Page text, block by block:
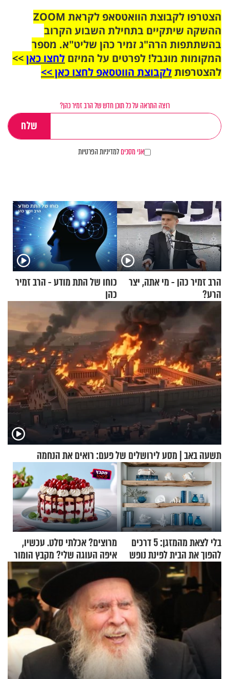
הצטרפו לקבוצת הוואטסאפ לקראת ZOOM
ההשקה שיתקיים בתחילת השבוע הקרוב
בהשתתפות הרה"ג זמיר כהן שליט"א. מספר
המקומות מוגבל! לפרטים על המיזם לחצו כאן>>
להצטרפותלקבוצת הווטסאפ לחצו כאן >>
רוצה התראה על כל תוכן חדש של הרב זמיר כהן?
אני מסכיםלמדיניות הפרטיות
הרב זמיר כהן - מי אתה, יצר
הרע?
כוחו של התת מודע - הרב זמיר
כהן
תשעה באב | מסע לירושלים של פעם: רואים את הנחמה
בלי לצאת מהמזגן: 5 דרכים
להפוך את הבית לפינת נופש
מרוצים? אכלתי סלט. עכשיו,
איפה העוגה שלי? מקבץ הומור
כייפי מספר 1